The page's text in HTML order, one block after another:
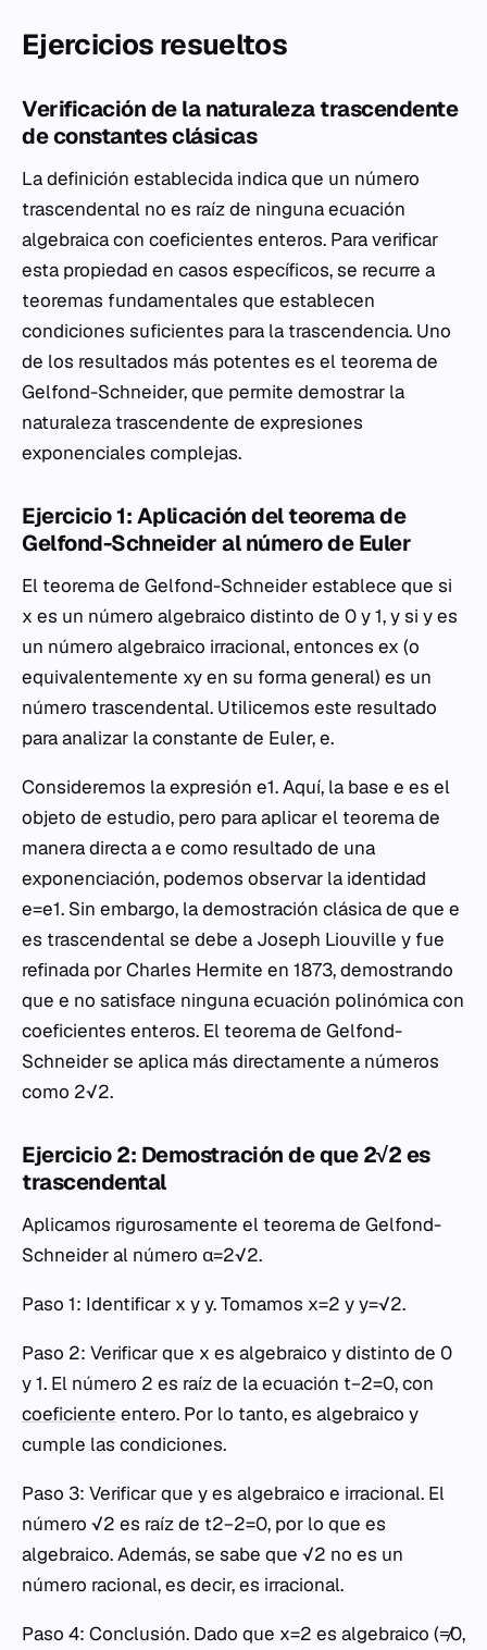
Ejercicios resueltos
Verificación de la naturaleza trascendente
de constantes clásicas
La definición establecida indica que un número
trascendental no es raíz de ninguna ecuación
algebraica con coeficientes enteros. Para verificar
esta propiedad en casos específicos, se recurre a
teoremas fundamentales que establecen
condiciones suficientes para la trascendencia. Uno
de los resultados más potentes es el teorema de
Gelfond-Schneider, que permite demostrar la
naturaleza trascendente de expresiones
exponenciales complejas.
Ejercicio 1: Aplicación del teorema de
Gelfond-Schneider al número de Euler
El teorema de Gelfond-Schneider establece que si
x es un número algebraico distinto de 0 y 1, y si y es
un número algebraico irracional, entonces ex (o
equivalentemente xy en su forma general) es un
número trascendental. Utilicemos este resultado
para analizar la constante de Euler, e.
Consideremos la expresión e1. Aquí, la base e es el
objeto de estudio, pero para aplicar el teorema de
manera directa a e como resultado de una
exponenciación, podemos observar la identidad
e=e1. Sin embargo, la demostración clásica de que e
es trascendental se debe a Joseph Liouville y fue
refinada por Charles Hermite en 1873, demostrando
que e no satisface ninguna ecuación polinómica con
coeficientes enteros. El teorema de Gelfond-
Schneider se aplica más directamente a números
como 2√2.
Ejercicio 2: Demostración de que 2√2 es
trascendental
Aplicamos rigurosamente el teorema de Gelfond-
Schneider al número α=2√2.
Paso 1: Identificar x y y. Tomamos x=2 y y=√2.
Paso 2: Verificar que x es algebraico y distinto de 0
y 1. El número 2 es raíz de la ecuación t−2=0, con
coeficiente entero. Por lo tanto, es algebraico y
cumple las condiciones.
Paso 3: Verificar que y es algebraico e irracional. El
número √2 es raíz de t2−2=0, por lo que es
algebraico. Además, se sabe que √2 no es un
número racional, es decir, es irracional.
Paso 4: Conclusión. Dado que x=2 es algebraico (≠0,